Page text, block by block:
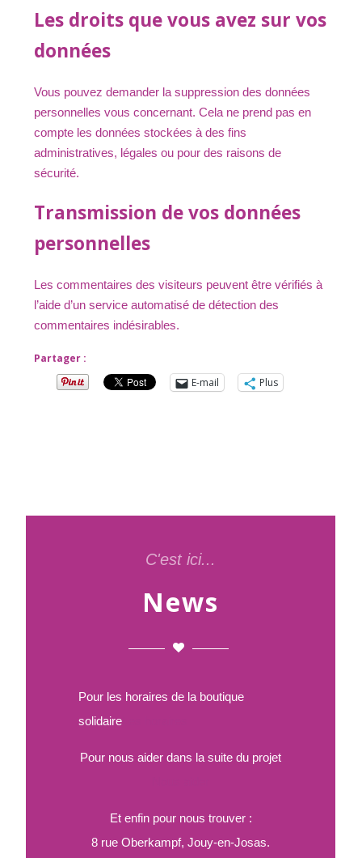
Les droits que vous avez sur vos
données
Vous pouvez demander la suppression des données
personnelles vous concernant. Cela ne prend pas en
compte les données stockées à des fins
administratives, légales ou pour des raisons de
sécurité.
Transmission de vos données
personnelles
Les commentaires des visiteurs peuvent être vérifiés à
l’aide d’un service automatisé de détection des
commentaires indésirables.
Partager :
E-mail
Plus
C'est ici...
News
Pour les horaires de la boutique
solidaireLes horaires
Pour nous aider dans la suite du projet
Et enfin pour nous trouver :
8 rue Oberkampf, Jouy-en-Josas.